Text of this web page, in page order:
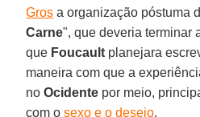
Gros a organização póstuma
Carne", que deveria terminar
que Foucault planejara
maneira com que a
noOcidente por meio,
com osexo e o desejo.